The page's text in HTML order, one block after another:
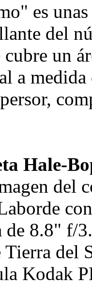
es
del
un
a
Hale-
del
de 8.8" f/
del
Kodak